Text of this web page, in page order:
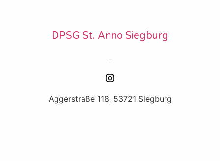
DPSG St. Anno Siegburg
.
Aggerstraße 118, 53721 Siegburg